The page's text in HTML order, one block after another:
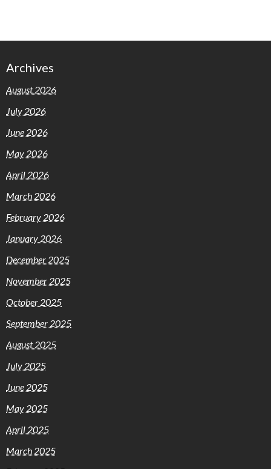
Archives
August 2026
July 2026
June 2026
May 2026
April 2026
March 2026
February 2026
January 2026
December 2025
November 2025
October 2025
September 2025
August 2025
July 2025
June 2025
May 2025
April 2025
March 2025